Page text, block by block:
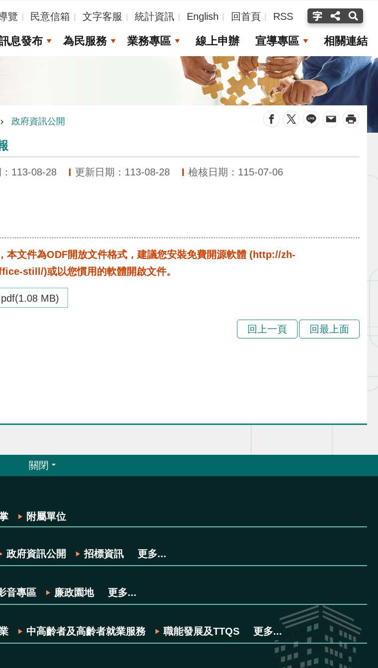
覽 民意信箱 文字客服 統計資訊 English 回首頁 RSS
息發布 為民服務 業務專區 線上申辦 宣導專區 相關連結
政府資訊公開
113-08-28 更新日期：113-08-28
檢核日期：115-07-06
本文件為ODF開放文件格式，建議您安裝免費開源軟體 (http://zh-
still/)或以您慣用的軟體開啟文件。
pdf(1.08 MB)
回上一頁 回最上面
關閉
附屬單位
政府資訊公開 招標資訊 更多...
音專區 廉政園地 更多...
中高齡者及高齡者就業服務 職能發展及TTQS 更多...